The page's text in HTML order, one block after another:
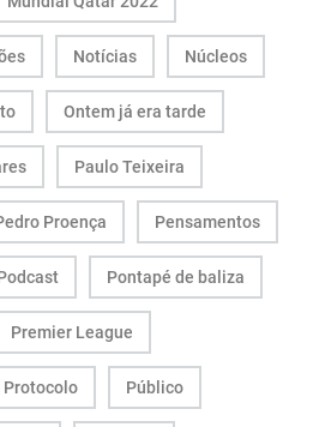
Notícias Núcleos
Ontem já era tarde
Paulo Teixeira
Proença Pensamentos
Pontapé de baliza
Premier League
Protocolo Público